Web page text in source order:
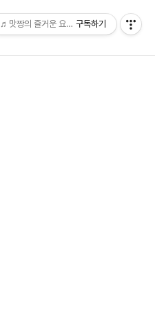
위치로그 방명록
♬맛짱의 즐거운 요리시간♬
구독하기